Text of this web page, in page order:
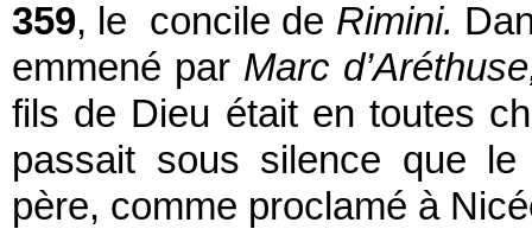
359, le concile de Rimini.
emmené par Marc
fils de Dieu était en toutes
passait sous silence que
père, comme proclamé à